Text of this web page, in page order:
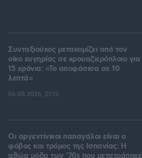
Συνταξιούχος μετακομίζει από τον
οίκο ευγηρίας σε κρουαζιερόπλοιο για
15 χρόνια: «Το αποφάσισα σε 10
λεπτά»
06.08.2026, 21:13
Οι αργεντίνικοι παπαγάλοι είναι ο
φόβος και τρόμος της Ισπανίας: Η